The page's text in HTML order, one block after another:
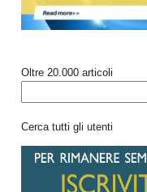
Oltre 20.000 articoli
Cerca tutti gli utenti